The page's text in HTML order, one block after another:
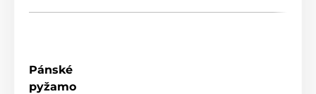
Pánské
pyžamo